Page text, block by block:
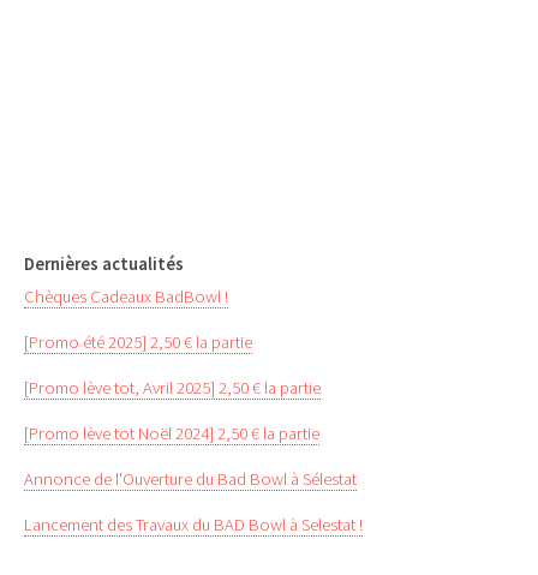
Dernières actualités
Chèques Cadeaux BadBowl !
[Promo été 2025] 2,50 € la partie
[Promo lève tot, Avril 2025] 2,50 € la partie
[Promo lève tot Noël 2024] 2,50 € la partie
Annonce de l'Ouverture du Bad Bowl à Sélestat
Lancement des Travaux du BAD Bowl à Selestat !